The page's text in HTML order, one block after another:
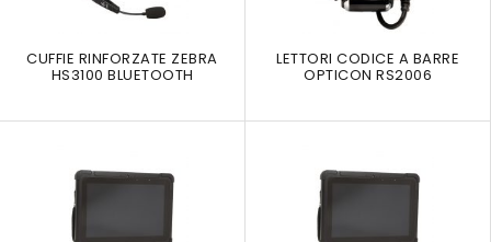
CUFFIE RINFORZATE ZEBRA
HS3100 BLUETOOTH
LETTORI CODICE A BARRE
OPTICON RS2006